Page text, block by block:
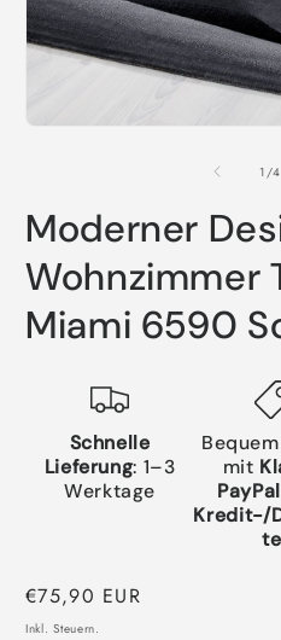
1 /von
4
Moderner
Wohnzimmer
Miami 6590
Schnelle
Lieferung: 1–3
Werktage
mit
Kredit-/
te
Normaler
Preis
€75,90 EUR
Inkl. Steuern.